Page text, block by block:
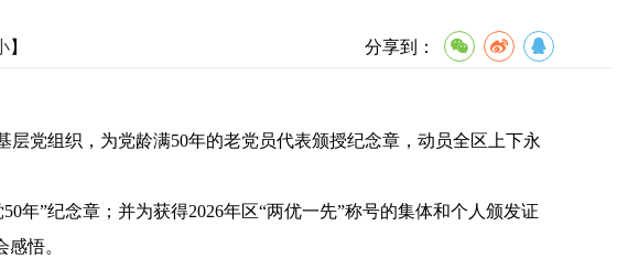
】 分享到：
党组织，为党龄满50年的老党员代表颁授纪念章，动员全区上下永
”纪念章；并为获得2026年区“两优一先”称号的集体和个人颁发证
悟。